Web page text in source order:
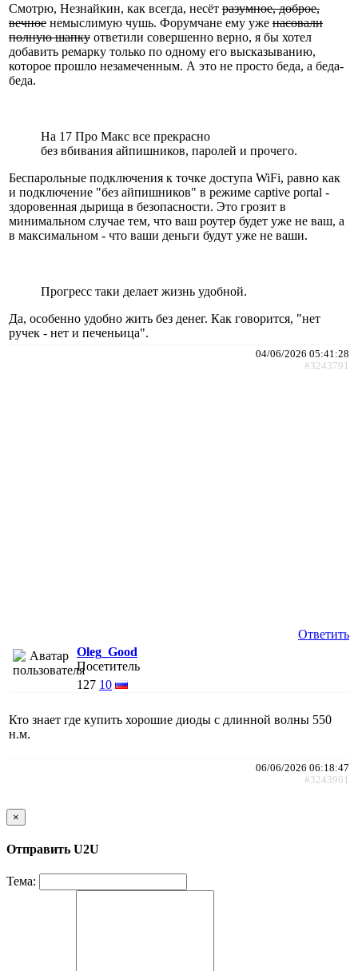
Смотрю, Незнайкин, как всегда, несёт разумное, доброе,
вечное немыслимую чушь. Форумчане ему уже насовали
полную шапку ответили совершенно верно, я бы хотел
добавить ремарку только по одному его высказыванию,
которое прошло незамеченным. А это не просто беда, а беда-
беда.
На 17 Про Макс все прекрасно
без вбивания айпишников, паролей и прочего.
Беспарольные подключения к точке доступа WiFi, равно как
и подключение "без айпишников" в режиме captive portal -
здоровенная дырища в безопасности. Это грозит в
минимальном случае тем, что ваш роутер будет уже не ваш, а
в максимальном - что ваши деньги будут уже не ваши.
Прогресс таки делает жизнь удобной.
Да, особенно удобно жить без денег. Как говорится, "нет
ручек - нет и печеньица".
04/06/2026 05:41:28
#3243791
Ответить
Oleg_Good
Посетитель
127 10
Кто знает где купить хорошие диоды с длинной волны 550
н.м.
06/06/2026 06:18:47
#3243961
×
Отправить U2U
Тема: